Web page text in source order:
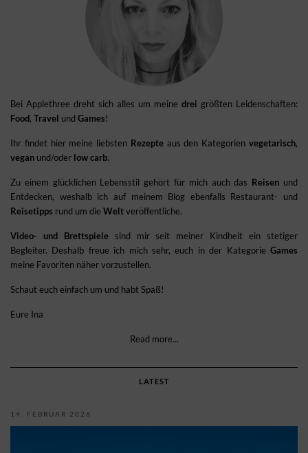
Bei Applethree dreht sich alles um meine drei größten Leidenschaften:
Food, Travel und Games!
Ihr findet hier meine liebsten Rezepteaus den Kategorienvegetarisch,
vegan und/oder low carb.
Zu einem glücklichen Lebensstil gehört für mich auch das Reisen und
Entdecken, weshalb ich auf meinem Blog ebenfalls Restaurant- und
Reisetipps rund um die Weltveröffentliche.
Video- und Brettspielesind mir seit meiner Kindheit ein stetiger
Begleiter. Deshalb freue ich mich sehr, euch in der Kategorie Games
meine Favoriten näher vorzustellen.
Schaut euch einfach um und habt Spaß!
Eure Ina
Read more...
LATEST
14. FEBRUAR 2026